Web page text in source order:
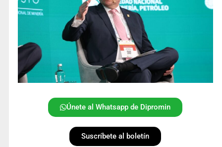
Únete al Whatsapp de Dipromin
Suscríbete al boletín